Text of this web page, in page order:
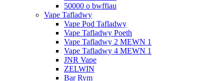
50000 o bwffiau
Vape Tafladwy
Vape Pod Tafladwy
Vape Tafladwy Poeth
Vape Tafladwy 2 MEWN 1
Vape Tafladwy 4 MEWN 1
JNR Vape
ZELWIN
Bar Rym